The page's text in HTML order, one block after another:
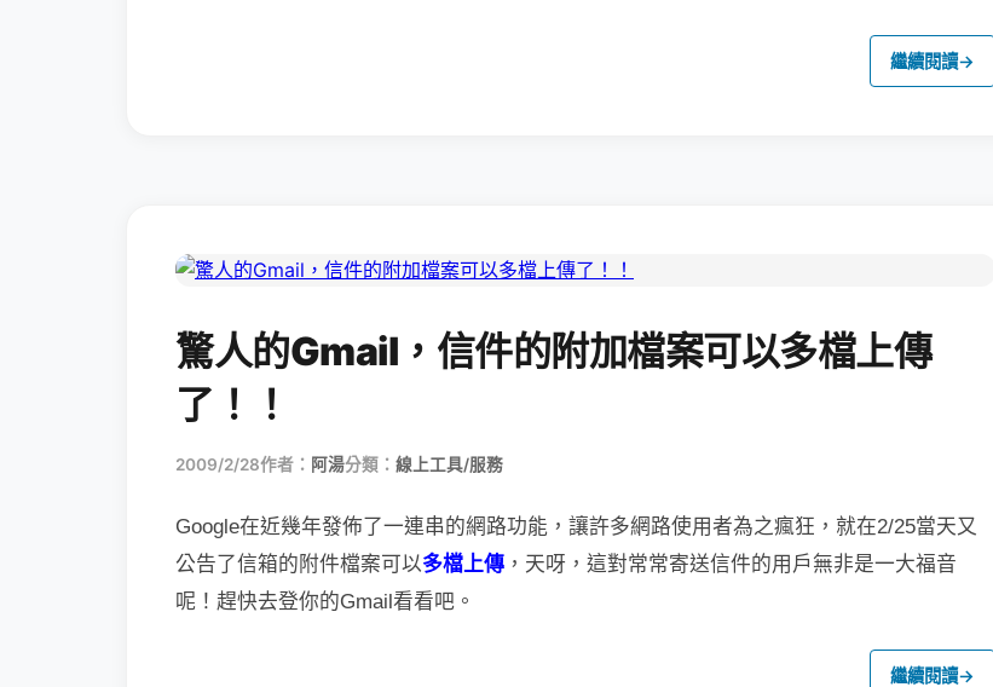
繼續閱讀→
驚人的Gmail，信件的附加檔案可以多檔上傳
了！！
2009/2/28作者： 阿湯分類： 線上工具/服務
Google在近幾年發佈了一連串的網路功能，讓許多網路使用者為之瘋狂，就在2/25當天又
公告了信箱的附件檔案可以多檔上傳 ，天呀，這對常常寄送信件的用戶無非是一大福音
呢！趕快去登你的Gmail看看吧。
繼續閱讀→